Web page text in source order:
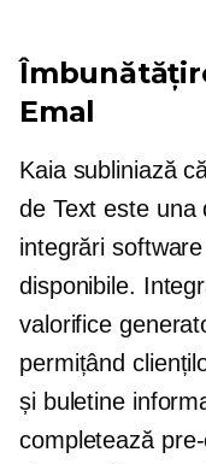
Emal
Kaia subliniază
de Text este una
integrări
disponibile.
valorifice
permițând
și buletine
completează